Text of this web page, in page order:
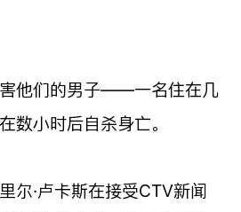
他们的男子——一名住在几
小时后自杀身亡。
尔·卢卡斯在接受CTV新闻